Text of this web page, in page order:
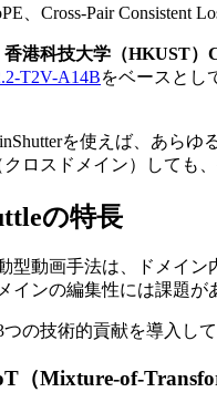
、Cross-Pair
香港科技大学（HKUST）
T2V-A14Bをベースとし
を使えば、あら
ロスドメイン）しても
の特長
型動画手法は、ドメイ
インの編集性には課題が
の技術的貢献を導入して
（Mixture-of-